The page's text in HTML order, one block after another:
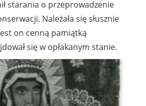
starania o przeprowadzenie
Należała się słusznie
on cenną pamiątką
się w opłakanym stanie.